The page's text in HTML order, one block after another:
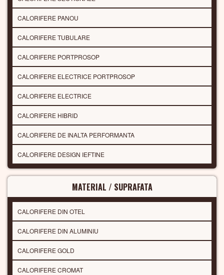
CALORIFERE PANOU
CALORIFERE TUBULARE
CALORIFERE PORTPROSOP
CALORIFERE ELECTRICE PORTPROSOP
CALORIFERE ELECTRICE
CALORIFERE HIBRID
CALORIFERE DE INALTA PERFORMANTA
CALORIFERE DESIGN IEFTINE
MATERIAL / SUPRAFATA
CALORIFERE DIN OTEL
CALORIFERE DIN ALUMINIU
CALORIFERE GOLD
CALORIFERE CROMAT